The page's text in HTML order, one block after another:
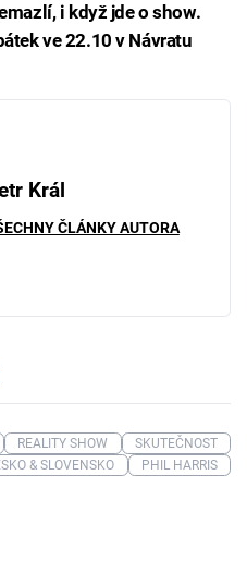
i když jde o show.
ve 22.10 v Návratu
Král
ČLÁNKY AUTORA
REALITY SHOW
SKUTEČNOST
& SLOVENSKO
PHIL HARRIS